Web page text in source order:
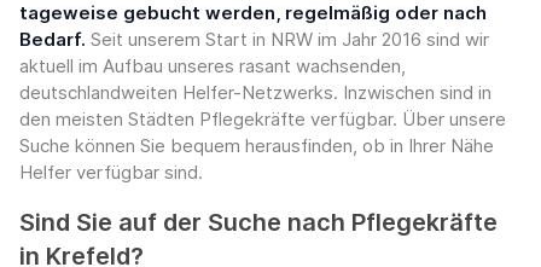
tageweise gebucht werden, regelmäßig oder nach
Bedarf. Seit unserem Start in NRW im Jahr 2016 sind wir
aktuell im Aufbau unseres rasant wachsenden,
deutschlandweiten Helfer-Netzwerks. Inzwischen sind in
den meisten Städten Pflegekräfte verfügbar. Über unsere
Suche können Sie bequem herausfinden, ob in Ihrer Nähe
Helfer verfügbar sind.
Sind Sie auf der Suche nach Pflegekräfte
in Krefeld?